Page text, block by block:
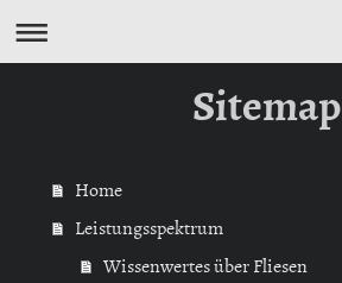
Sitemap
Home
Leistungsspektrum
Wissenwertes über Fliesen